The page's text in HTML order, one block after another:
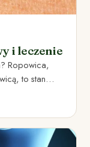
i leczenie
Ropowica,
to stan